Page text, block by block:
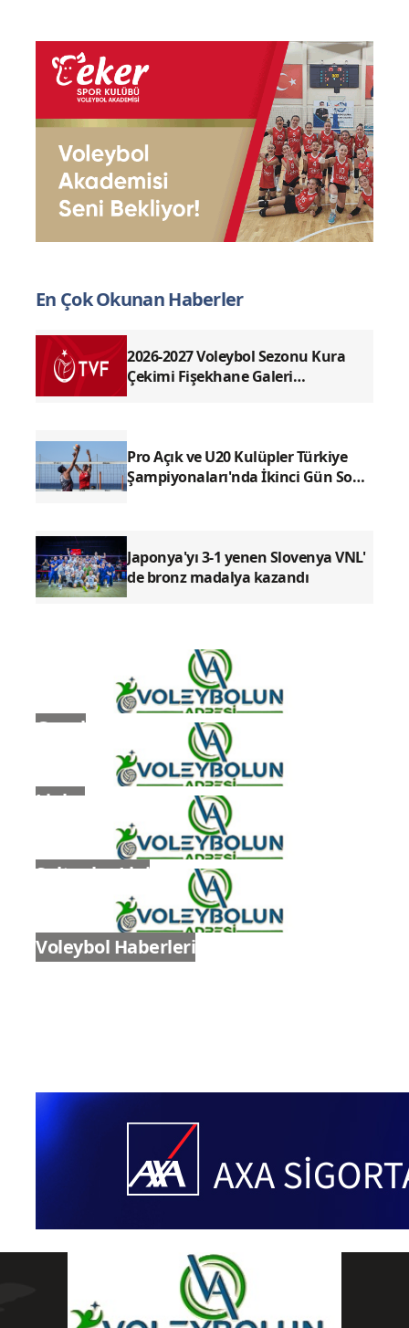
En Çok Okunan Haberler
2026-2027 Voleybol Sezonu Kura
Çekimi Fişekhane Galeri
Pro Açık ve U20 Kulüpler Türkiye
Şampiyonaları'nda İkinci Gün Sona
Japonya'yı 3-1 yenen Slovenya VNL'
de bronz madalya kazandı
Genel
Ligler
Sultanlar Ligi
Voleybol Haberleri